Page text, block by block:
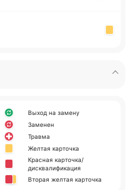
Выход на замену
Заменен
Травма
Желтая карточка
Красная карточка/
дисквалификация
Вторая желтая карточка